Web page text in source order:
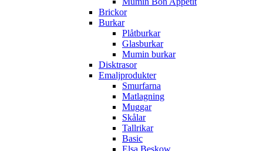
Brickor
Burkar
Plåtburkar
Glasburkar
Mumin burkar
Disktrasor
Emaljprodukter
Smurfarna
Matlagning
Muggar
Skålar
Tallrikar
Basic
Elsa Beskow